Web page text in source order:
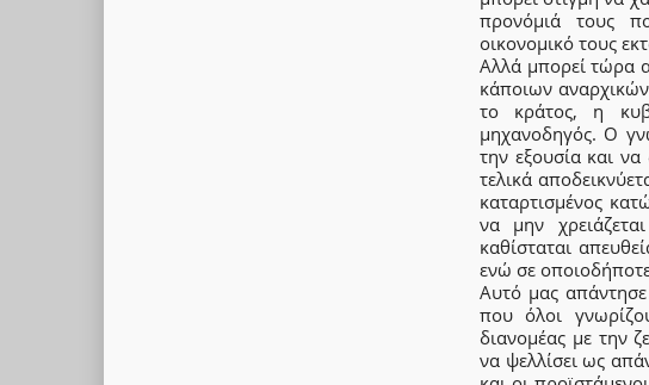
προνόμιά τους
οικονομικό τους
Αλλά μπορεί τώρα
κάποιων αναρχικών
το κράτος, η
μηχανοδηγός. Ο
την εξουσία και
τελικά
καταρτισμένος
να μην
καθίσταται
ενώ σε
Αυτό μας
που όλοι
διανομέας με την
να ψελλίσει ως